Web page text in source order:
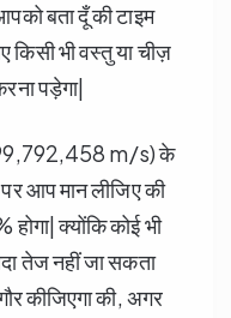
बता दूँ की टाइम
भी वस्तु या चीज़
पड़ेगा|
m/s) के
आप मान लीजिए की
क्योंकि कोई भी
तेज नहीं जा सकता
कीजिएगा की, अगर